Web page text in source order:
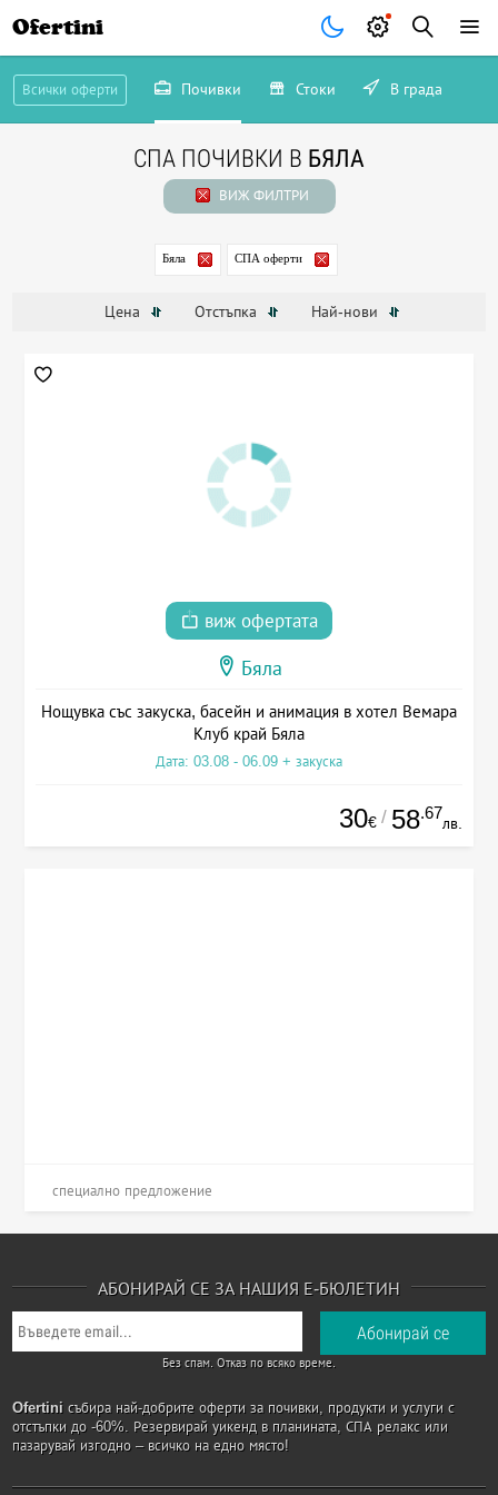
Ofertini
Всички оферти Почивки Стоки В града
СПА ПОЧИВКИ В БЯЛА
ВИЖ ФИЛТРИ
Бяла СПА оферти
Цена Отстъпка Най-нови
виж офертата
Бяла
Нощувка със закуска, басейн и анимация в хотел Вемара
Клуб край Бяла
Дата: 03.08 - 06.09 + закуска
30€ / 58.67
лв.
специално предложение
АБОНИРАЙ СЕ ЗА НАШИЯ Е-БЮЛЕТИН
Без спам. Отказ по всяко време.
Ofertini събира най-добрите оферти за почивки, продукти и услуги с
отстъпки до -60%. Резервирай уикенд в планината, СПА релакс или
пазарувай изгодно – всичко на едно място!